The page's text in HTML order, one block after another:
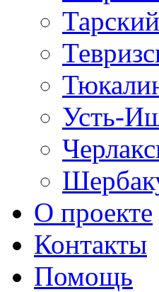
Тарский
Усть-
О проекте
Контакты
Помощь